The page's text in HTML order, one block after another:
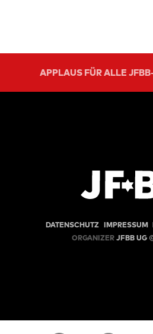
APPLAUS FÜR ALLE
DATENSCHUTZ IMPRESSUM
ORGANIZERJFBB UG